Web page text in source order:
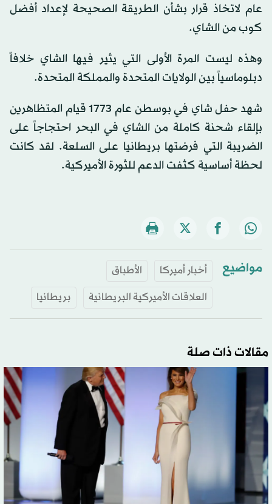
عام لاتخاذ قرار بشأن الطريقة الصحيحة لإعداد أفضل
كوب من الشاي.
وهذه ليست المرة الأولى التي يثير فيها الشاي خلافاً
دبلوماسياً بين الولايات المتحدة والمملكة المتحدة.
شهد حفل شاي في بوسطن عام 1773 قيام المتظاهرين
بإلقاء شحنة كاملة من الشاي في البحر احتجاجاً على
الضريبة التي فرضتها بريطانيا على السلعة. لقد كانت
لحظة أساسية كثفت الدعم للثورة الأميركية.
مواضيع أخبار أميركا
الأطباق
العلاقات الأميركية البريطانية
بريطانيا
مقالات ذات صلة